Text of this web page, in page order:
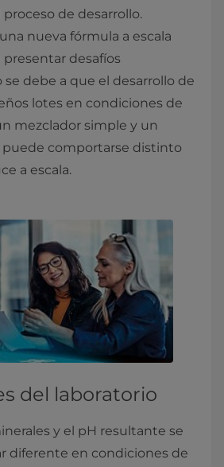
de desarrollo.
nueva fórmula a escala
desafíos
se debe a que el desarrollo de
lotes en condiciones de
mezclador simple y un
puede comportarse distinto
a escala.
del laboratorio
y el pH resultante se
diferente en condiciones de